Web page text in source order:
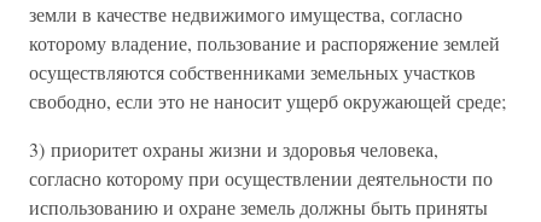
земли в качестве недвижимого имущества, согласно
которому владение, пользование и распоряжение землей
осуществляются собственниками земельных участков
свободно, если это не наносит ущерб окружающей среде;
3) приоритет охраны жизни и здоровья человека,
согласно которому при осуществлении деятельности по
использованию и охране земель должны быть приняты